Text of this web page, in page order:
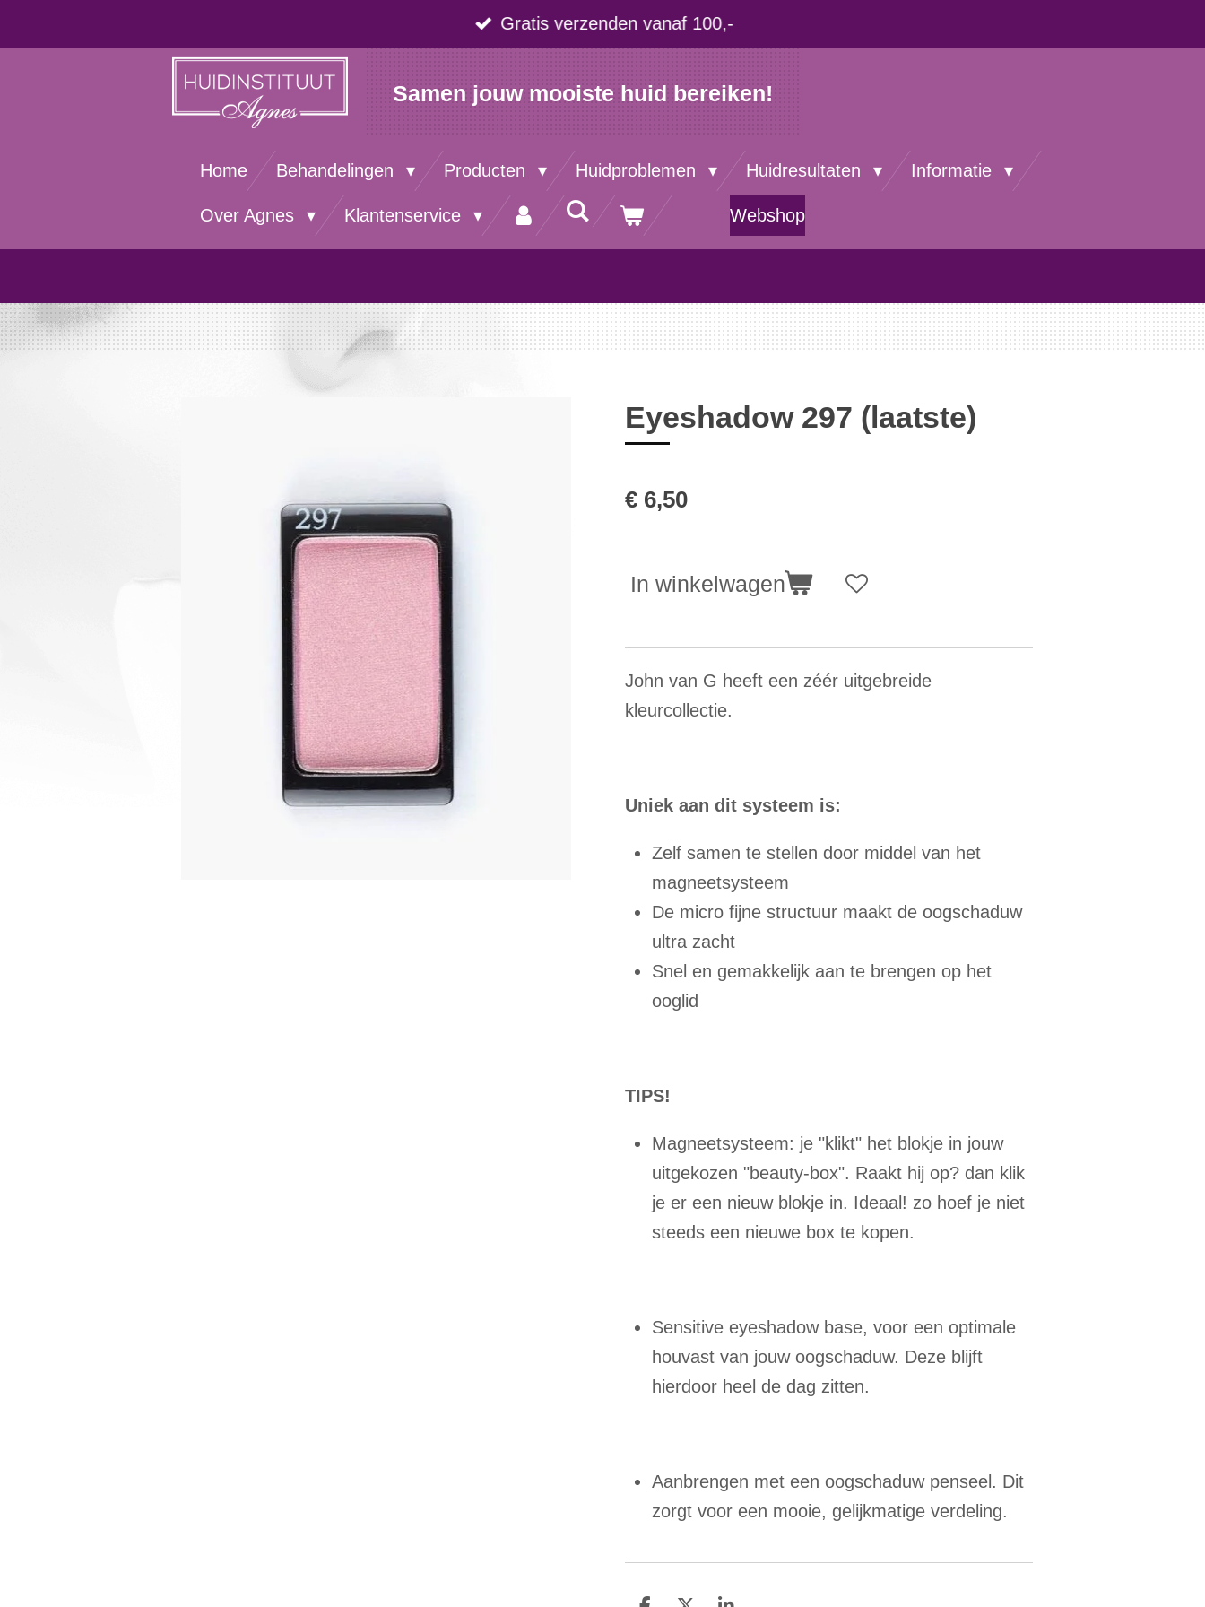
direct
Gratis verzenden vanaf 100,-
Samen jouw mooiste huid bereiken!
Home Behandelingen Producten Huidproblemen Huidresultaten Informatie
Over Agnes Klantenservice Webshop
Eyeshadow 297 (laatste)
€ 6,50
In winkelwagen
John van G heeft een zéér uitgebreide
kleurcollectie.
Uniek aan dit systeem is:
Zelf samen te stellen door middel van het
magneetsysteem
De micro fijne structuur maakt de oogschaduw
ultra zacht
Snel en gemakkelijk aan te brengen op het
ooglid
TIPS!
Magneetsysteem: je "klikt" het blokje in jouw
uitgekozen "beauty-box". Raakt hij op? dan klik
je er een nieuw blokje in. Ideaal! zo hoef je niet
steeds een nieuwe box te kopen.
Sensitive eyeshadow base, voor een optimale
houvast van jouw oogschaduw. Deze blijft
hierdoor heel de dag zitten.
Aanbrengen met een oogschaduw penseel. Dit
zorgt voor een mooie, gelijkmatige verdeling.